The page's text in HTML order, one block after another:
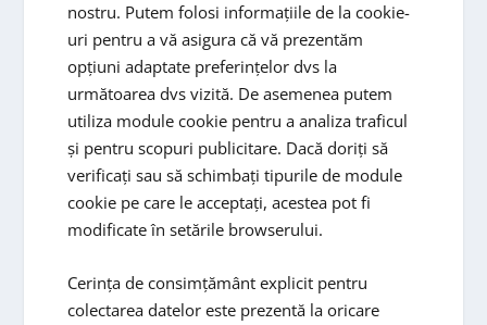
nostru. Putem folosi informațiile de la cookie-
uri pentru a vă asigura că vă prezentăm
opțiuni adaptate preferințelor dvs la
următoarea dvs vizită. De asemenea putem
utiliza module cookie pentru a analiza traficul
și pentru scopuri publicitare. Dacă doriți să
verificați sau să schimbați tipurile de module
cookie pe care le acceptați, acestea pot fi
modificate în setările browserului.
Cerința de consimțământ explicit pentru
colectarea datelor este prezentă la oricare